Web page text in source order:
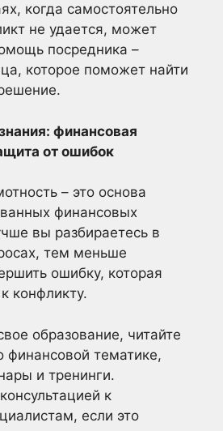
когда самостоятельно
не удается, может
посредника –
которое поможет найти
финансовая
от ошибок
– это основа
финансовых
вы разбираетесь в
тем меньше
ошибку, которая
конфликту.
образование, читайте
финансовой тематике,
и тренинги.
к
если это